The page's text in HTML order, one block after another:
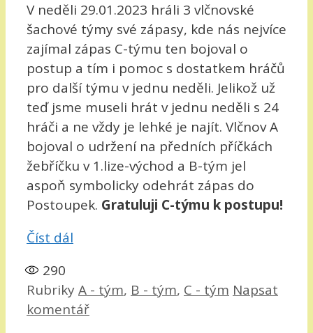
V neděli 29.01.2023 hráli 3 vlčnovské
šachové týmy své zápasy, kde nás nejvíce
zajímal zápas C-týmu ten bojoval o
postup a tím i pomoc s dostatkem hráčů
pro další týmu v jednu neděli. Jelikož už
teď jsme museli hrát v jednu neděli s 24
hráči a ne vždy je lehké je najít. Vlčnov A
bojoval o udržení na předních příčkách
žebříčku v 1.lize-východ a B-tým jel
aspoň symbolicky odehrát zápas do
Postoupek. Gratuluji C-týmu k postupu!
Číst dál
290
RubrikyA - tým, B - tým, C - tým Napsat
komentář